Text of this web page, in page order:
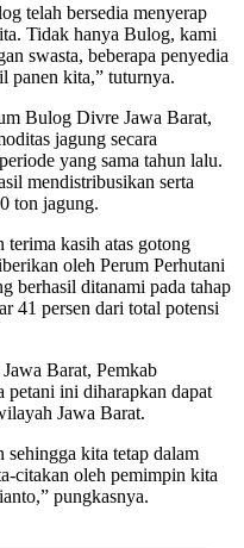
telah bersedia menyerap
Tidak hanya Bulog, kami
swasta, beberapa penyedia
panen kita,” tuturnya.
Bulog Divre Jawa Barat,
jagung secara
yang sama tahun lalu.
mendistribusikan serta
ton jagung.
terima kasih atas gotong
oleh Perum Perhutani
berhasil ditanami pada tahap
41 persen dari total potensi
Barat, Pemkab
ini diharapkan dapat
Jawa Barat.
sehingga kita tetap dalam
citakan oleh pemimpin kita
pungkasnya.